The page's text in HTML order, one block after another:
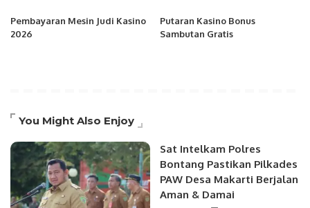
Pembayaran Mesin Judi Kasino
2026
Putaran Kasino Bonus
Sambutan Gratis
You Might Also Enjoy
Sat Intelkam Polres
Bontang Pastikan Pilkades
PAW Desa Makarti Berjalan
Aman & Damai